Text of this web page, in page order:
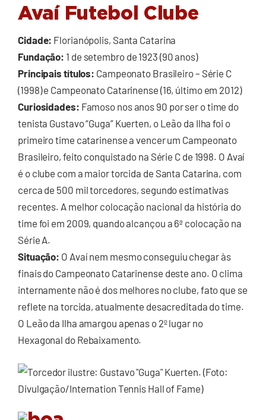
Avaí Futebol Clube
Cidade: Florianópolis, Santa Catarina
Fundação: 1 de setembro de 1923 (90 anos)
Principais títulos: Campeonato Brasileiro – Série C
(1998) e Campeonato Catarinense (16, último em 2012)
Curiosidades: Famoso nos anos 90 por ser o time do
tenista Gustavo “Guga” Kuerten, o Leão da Ilha foi o
primeiro time catarinense a vencer um Campeonato
Brasileiro, feito conquistado na Série C de 1998. O Avaí
é o clube com a maior torcida de Santa Catarina, com
cerca de 500 mil torcedores, segundo estimativas
recentes. A melhor colocação nacional da história do
time foi em 2009, quando alcançou a 6ª colocação na
Série A.
Situação: O Avaí nem mesmo conseguiu chegar às
finais do Campeonato Catarinense deste ano. O clima
internamente não é dos melhores no clube, fato que se
reflete na torcida, atualmente desacreditada do time.
O Leão da Ilha amargou apenas o 2º lugar no
Hexagonal do Rebaixamento.